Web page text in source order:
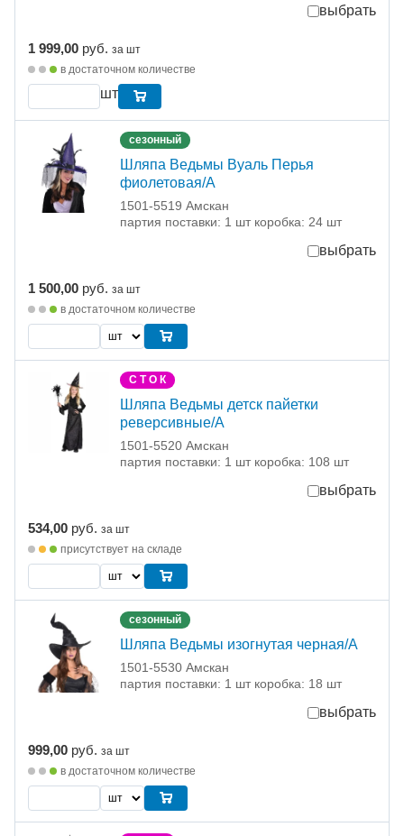
выбрать
1 999,00 руб. за шт
в достаточном количестве
шт
сезонный
Шляпа Ведьмы Вуаль Перья
фиолетовая/А
1501-5519 Амскан
партия поставки: 1 шт коробка: 24 шт
выбрать
1 500,00 руб. за шт
в достаточном количестве
С Т О К
Шляпа Ведьмы детск пайетки
реверсивные/А
1501-5520 Амскан
партия поставки: 1 шт коробка: 108 шт
выбрать
534,00 руб. за шт
присутствует на складе
сезонный
Шляпа Ведьмы изогнутая черная/А
1501-5530 Амскан
партия поставки: 1 шт коробка: 18 шт
выбрать
999,00 руб. за шт
в достаточном количестве